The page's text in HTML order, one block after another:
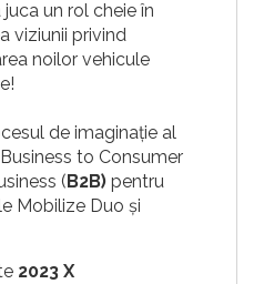
un rol cheie în
viziunii privind
noilor vehicule
de imaginație al
to Consumer
( B2B) pentru
Mobilize Duo și
2023 X